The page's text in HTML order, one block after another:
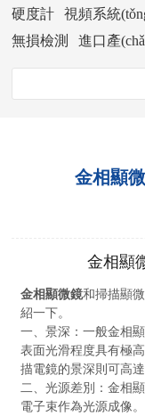
硬度計
視頻系統
無損檢測
進口產
金相顯
金相顯
金相顯微鏡和掃描顯
紹一下。
一、景深：一般金
表面光滑程度具有極高
描電鏡的景深則可高達幾
二、光源差別：金
電子束作為光源成像。